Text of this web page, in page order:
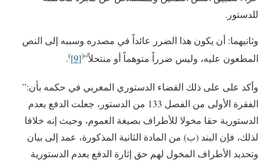
للدستور.
وثانيهما: أن يكون هذا الضرر عائداً في مصدره وسببه إلى النص
المطعون عليه، وليس ضرراً متوهماً أو منتحلاً”(
[9]
)
.
وأكد على على ذلك القضاء الدستوري المغربي في حكمه بأن:”
الفقرة الأولى من الفصل 133 من الدستور، جعلت الدفع بعدم
الدستورية حقا مخولا للأطراف بصيغة العموم، وحيث إنه خلافا
لذلك، فإن البند (ب) من المادة الثانية المذكورة، عمد إلى بيان
وتحديد الأطراف المخول لهم حق إثارة الدفع بعدم الدستورية